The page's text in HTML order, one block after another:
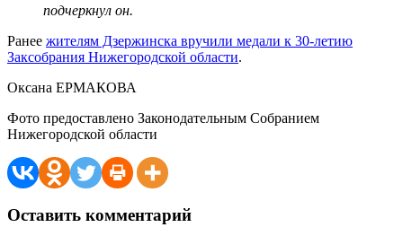
подчеркнул он.
Ранее жителям Дзержинска вручили медали к 30-летию
Заксобрания Нижегородской области.
Оксана ЕРМАКОВА
Фото предоставлено Законодательным Собранием
Нижегородской области
Оставить комментарий